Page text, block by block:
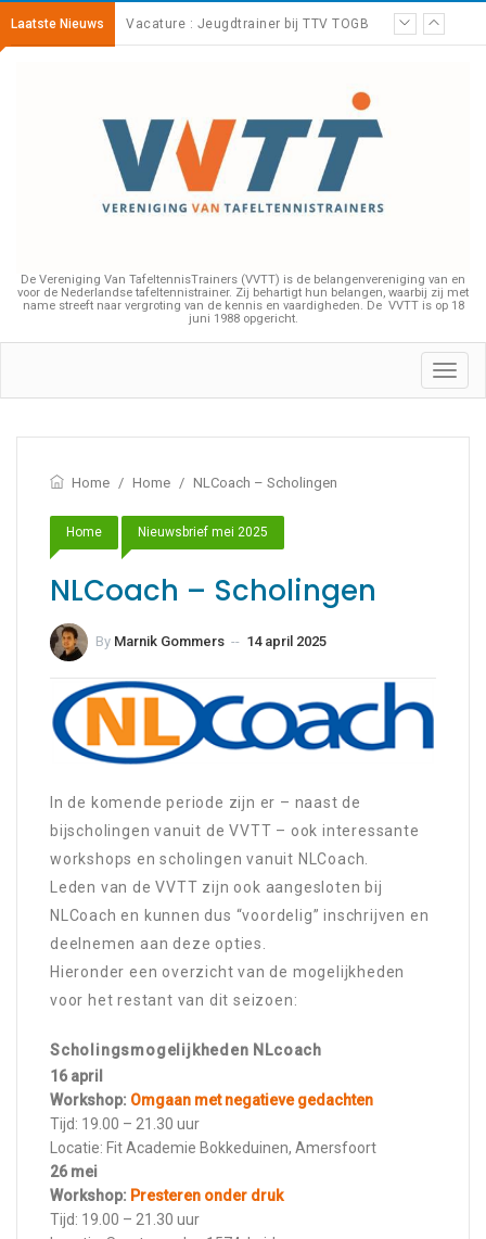
Laatste Nieuws Vacature : Jeugdtrainer bij TTV TOGB
De Vereniging Van TafeltennisTrainers (VVTT) is de belangenvereniging van en
voor de Nederlandse tafeltennistrainer. Zij behartigt hun belangen, waarbij zij met
name streeft naar vergroting van de kennis en vaardigheden. De VVTT is op 18
juni 1988 opgericht.
Home / Home / NLCoach – Scholingen
Home Nieuwsbrief mei 2025
NLCoach – Scholingen
By Marnik Gommers -- 14 april 2025
In de komende periode zijn er – naast de
bijscholingen vanuit de VVTT – ook interessante
workshops en scholingen vanuit NLCoach.
Leden van de VVTT zijn ook aangesloten bij
NLCoach en kunnen dus “voordelig” inschrijven en
deelnemen aan deze opties.
Hieronder een overzicht van de mogelijkheden
voor het restant van dit seizoen:
Scholingsmogelijkheden NLcoach
16 april
Workshop: Omgaan met negatieve gedachten
Tijd: 19.00 – 21.30 uur
Locatie: Fit Academie Bokkeduinen, Amersfoort
26 mei
Workshop: Presteren onder druk
Tijd: 19.00 – 21.30 uur